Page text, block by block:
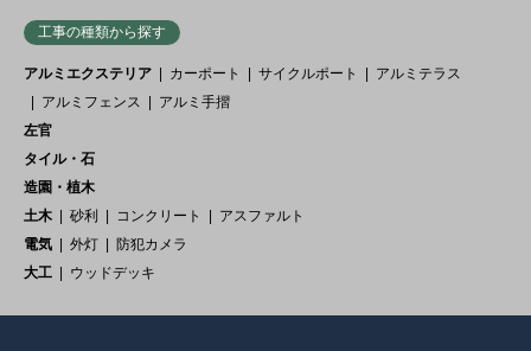
工事の種類から探す
アルミエクステリア カーポート サイクルポート
アルミテラス
アルミフェンス
アルミ手摺
左官
タイル・石
造園・植木
土木
砂利 コンクリート
アスファルト
電気
外灯
防犯カメラ
大工
ウッドデッキ